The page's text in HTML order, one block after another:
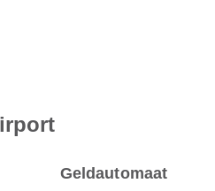
Geldautomaat